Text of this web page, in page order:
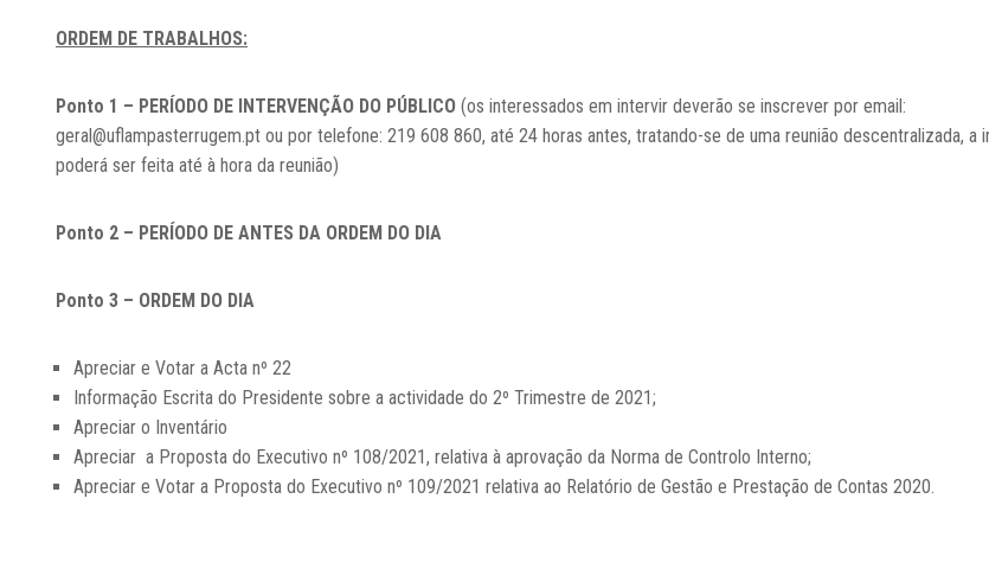
ORDEM DE TRABALHOS:
Ponto 1 – PERÍODO DE INTERVENÇÃO DO PÚBLICO (os interessados em intervir deverão se inscrever por email:
geral@uflampasterrugem.pt ou por telefone: 219 608 860, até 24 horas antes, tratando-se de uma reunião descentralizada, a
poderá ser feita até à hora da reunião)
Ponto 2 – PERÍODO DE ANTES DA ORDEM DO DIA
Ponto 3 – ORDEM DO DIA
Apreciar e Votar a Acta nº 22
Informação Escrita do Presidente sobre a actividade do 2º Trimestre de 2021;
Apreciar o Inventário
Apreciar a Proposta do Executivo nº 108/2021, relativa à aprovação da Norma de Controlo Interno;
Apreciar e Votar a Proposta do Executivo nº 109/2021 relativa ao Relatório de Gestão e Prestação de Contas 2020.